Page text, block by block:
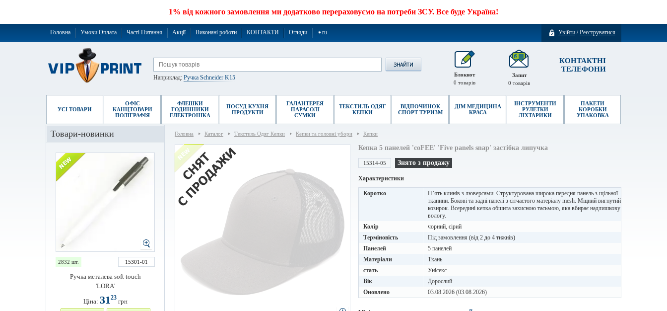
1% від кожного замовлення ми додатково перераховуємо на потреби ЗСУ. Все буде Україна!
Увійти /Реєструватися
Головна Умови Оплата Часті Питання Акції Виконані роботи КОНТАКТИ Огляди ➧ru
КОНТАКТНІ
ТЕЛЕФОНИ
Запит
0 товарів
Наприклад: Ручка Schneider K15
Блокнот
0 товарів
УСІ ТОВАРИ
ОФІС
КАНЦТОВАРИ
ПОЛІГРАФІЯ
ФЛЕШКИ
ГОДИННИКИ
ЕЛЕКТРОНІКА
ПОСУД КУХНЯ
ПРОДУКТИ
ГАЛАНТЕРЕЯ
ПАРАСОЛІ
СУМКИ
ТЕКСТИЛЬ ОДЯГ
КЕПКИ
ВІДПОЧИНОК
СПОРТ ТУРИЗМ
ДІМ МЕДИЦИНА
КРАСА
ІНСТРУМЕНТИ
РУЛЕТКИ
ЛІХТАРИКИ
ПАКЕТИ
КОРОБКИ
УПАКОВКА
Головна Каталог Текстиль Одяг Кепки Кепки та головні убори Кепки
Кепка 5 панелей 'coFEE' 'Five panels snap' застібка липучка
15314-05 Знято з продажу
Характеристики
Коротко
П’ять клинів з люверсами. Структурована широка передня панель з щільної
тканини. Бокові та задні панелі з сітчастого матеріалу mesh. Міцний вигнутий
козирок. Всередині кепка обшита захисною тасьмою, яка вбирає надлишкову
вологу.
Колір
чорний, сірий
Терміновість
Під замовлення (від 2 до 4 тижнів)
Панелей
5 панелей
Матеріали
Ткань
стать
Унісекс
Вік
Дорослий
Оновлено
03.08.2026 (03.08.2026)
Товари-новинки
2832 шт. 15301-01
Ручка металева soft touch
'LORA'
Ціна: 3123грн